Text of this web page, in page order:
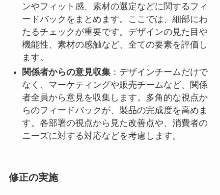
ンやフィット感、素材の選定などに関するフィ
ードバックをまとめます。ここでは、細部にわ
たるチェックが重要です。デザインの見た目や
機能性、素材の感触など、全ての要素を評価し
ます。
関係者からの意見収集：デザインチームだけで
なく、マーケティングや販売チームなど、関係
者全員から意見を収集します。多角的な視点か
らのフィードバックが、製品の完成度を高めま
す。各部署の視点から見た改善点や、消費者の
ニーズに対する対応などを考慮します。
修正の実施